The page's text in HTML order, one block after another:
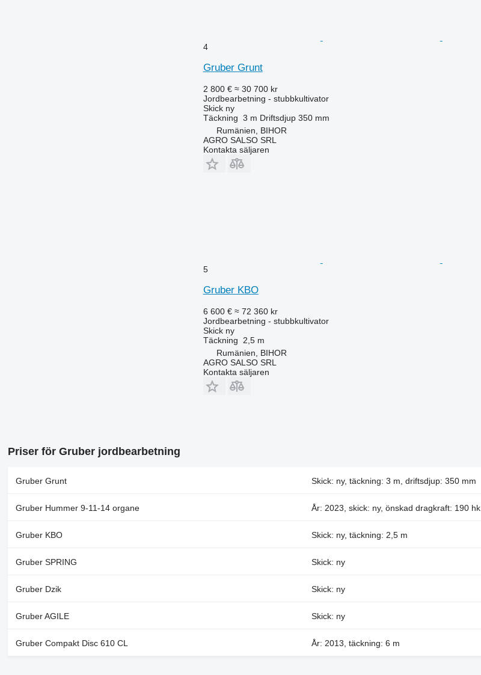
4
Gruber Grunt
2 800 € ≈ 30 700 kr
Jordbearbetning - stubbkultivator
Skickny
Täckning 3 m Driftsdjup 350 mm
Rumänien, BIHOR
AGRO SALSO SRL
Kontakta säljaren
5
Gruber KBO
6 600 € ≈ 72 360 kr
Jordbearbetning - stubbkultivator
Skickny
Täckning
2,5 m
Rumänien, BIHOR
AGRO SALSO SRL
Kontakta säljaren
Priser för Gruber jordbearbetning
Gruber Grunt Skick: ny, täckning: 3 m, driftsdjup: 350 mm
Gruber Hummer 9-11-14 organe År: 2023, skick: ny, önskad dragkraft: 190 hk
Gruber KBO Skick: ny, täckning: 2,5 m
Gruber SPRING Skick: ny
Gruber Dzik Skick: ny
Gruber AGILE Skick: ny
Gruber Compakt Disc 610 CL År: 2013, täckning: 6 m